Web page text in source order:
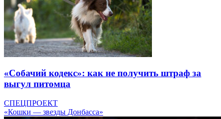
«Собачий кодекс»: как не получить штраф за
выгул питомца
СПЕЦПРОЕКТ
«Кошки — звезды Донбасса»